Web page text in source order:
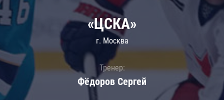
«ЦСКА»
г. Москва
Тренер:
Фёдоров Сергей